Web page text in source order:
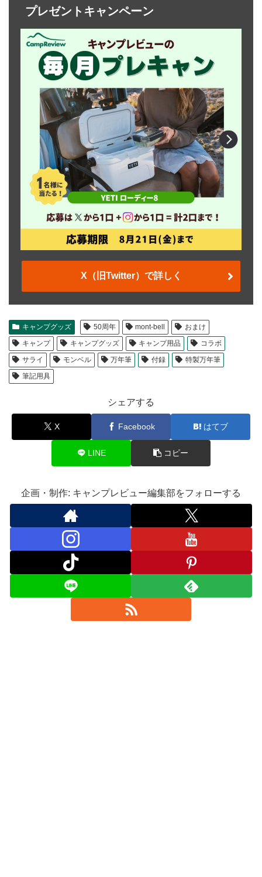
プレゼントキャンペーン
X（旧Twitter）で詳しく
キャンプグッズ 50周年 mont-bell
おまけ
キャンプ
キャンプグッズ キャンプ用品
コラボ
サライ
モンベル 万年筆 付録
特製万年筆
筆記用具
シェアする
X Facebook はてブ
LINE コピー
企画・制作: キャンプレビュー編集部をフォローする